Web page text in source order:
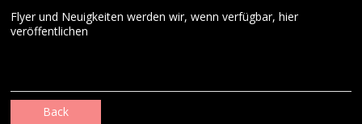
Flyer und Neuigkeiten werden wir, wenn verfügbar, hier
veröffentlichen
Back